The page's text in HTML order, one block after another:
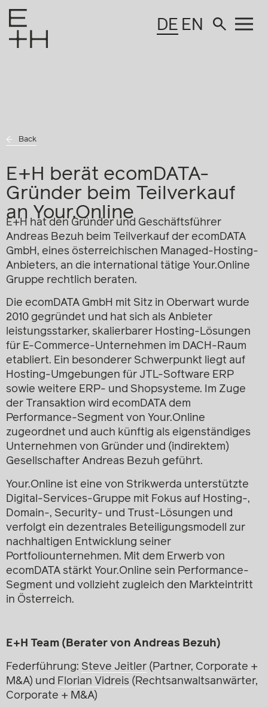
DE EN
Back
E+H berät ecomDATA-
Gründer beim Teilverkauf
an Your.Online
E+H hat den Gründer und Geschäftsführer
Andreas Bezuh beim Teilverkauf der ecomDATA
GmbH, eines österreichischen Managed-Hosting-
Anbieters, an die international tätige Your.Online
Gruppe rechtlich beraten.
Die ecomDATA GmbH mit Sitz in Oberwart wurde
2010 gegründet und hat sich als Anbieter
leistungsstarker, skalierbarer Hosting-Lösungen
für E-Commerce-Unternehmen im DACH-Raum
etabliert. Ein besonderer Schwerpunkt liegt auf
Hosting-Umgebungen für JTL-Software ERP
sowie weitere ERP- und Shopsysteme. Im Zuge
der Transaktion wird ecomDATA dem
Performance-Segment von Your.Online
zugeordnet und auch künftig als eigenständiges
Unternehmen von Gründer und (indirektem)
Gesellschafter Andreas Bezuh geführt.
Your.Online ist eine von Strikwerda unterstützte
Digital-Services-Gruppe mit Fokus auf Hosting-,
Domain-, Security- und Trust-Lösungen und
verfolgt ein dezentrales Beteiligungsmodell zur
nachhaltigen Entwicklung seiner
Portfoliounternehmen. Mit dem Erwerb von
ecomDATA stärkt Your.Online sein Performance-
Segment und vollzieht zugleich den Markteintritt
in Österreich.
E+H Team (Berater von Andreas Bezuh)
Federführung: Steve Jeitler (Partner, Corporate +
M&A) und Florian Vidreis (Rechtsanwaltsanwärter,
Corporate + M&A)